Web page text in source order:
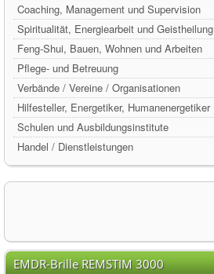
Coaching, Management und Supervision
Spiritualität, Energiearbeit und Geistheilung
Feng-Shui, Bauen, Wohnen und Arbeiten
Pflege- und Betreuung
Verbände / Vereine / Organisationen
Hilfesteller, Energetiker, Humanenergetiker
Schulen und Ausbildungsinstitute
Handel / Dienstleistungen
EMDR-Brille REMSTIM 3000